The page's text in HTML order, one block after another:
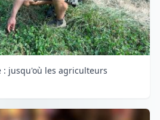
jusqu'où les agriculteurs